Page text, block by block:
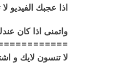
اذا عجبك الفيديو
واتمنى اذا كان
لا تنسون لايك و